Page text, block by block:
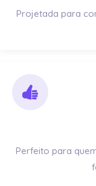
Projetada para
Perfeito para